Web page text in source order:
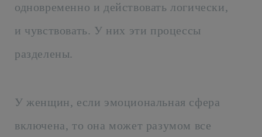
одновременно и действовать логически,
и чувствовать. У них эти процессы
разделены.
У женщин, если эмоциональная сфера
включена, то она может разумом все